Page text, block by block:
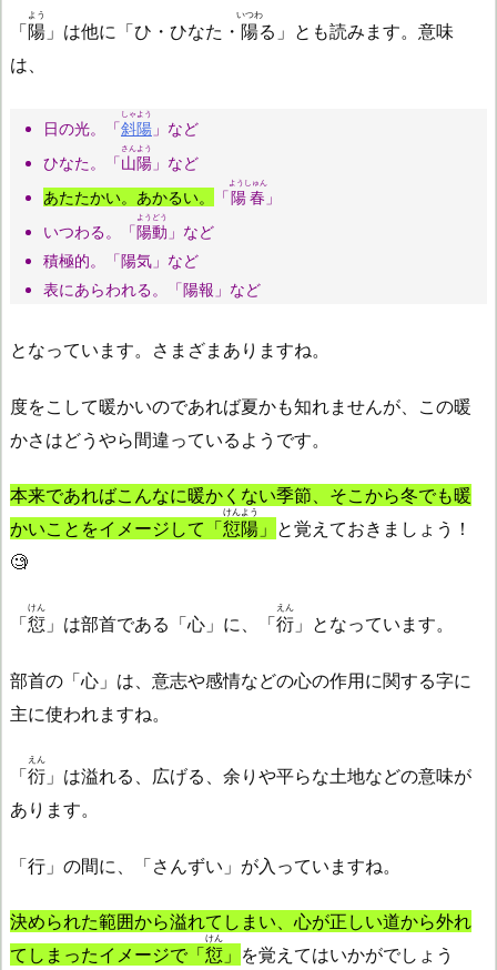
「陽
よう
」は他に「ひ・ひなた・ 陽
いつわ
る」とも読みます。意味
は、
日の光。「斜陽
しゃよう
」など
ひなた。「山陽
さんよう
」など
あたたかい。あかるい。
「陽春
ようしゅん
」
いつわる。「陽動
ようどう
」など
積極的。「陽気」など
表にあらわれる。「陽報」など
となっています。さまざまありますね。
度をこして暖かいのであれば夏かも知れませんが、この暖
かさはどうやら間違っているようです。
本来であればこんなに暖かくない季節、そこから冬でも暖
かいことをイメージして「愆陽
けんよう
」 と覚えておきましょう！
🧐
「愆
けん
」は部首である「心」に、「衍
えん
」となっています。
部首の「心」は、意志や感情などの心の作用に関する字に
主に使われますね。
「衍
えん
」は溢れる、広げる、余りや平らな土地などの意味が
あります。
「行」の間に、「さんずい」が入っていますね。
決められた範囲から溢れてしまい、心が正しい道から外れ
てしまったイメージで「愆
けん
」 を覚えてはいかがでしょう